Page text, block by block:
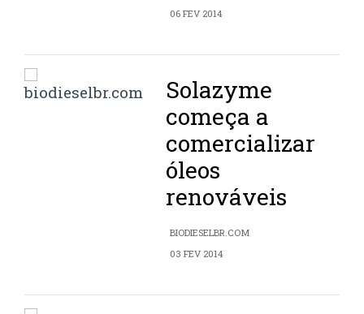
06 FEV 2014
Solazyme
começa a
comercializar
óleos
renováveis
BIODIESELBR.COM
03 FEV 2014